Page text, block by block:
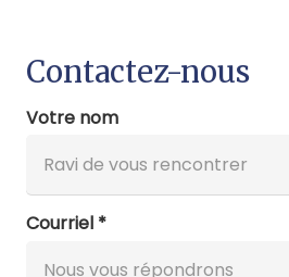
Contactez-nous
Votre nom
Courriel *